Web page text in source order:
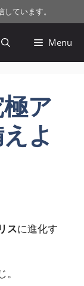
ています。
Menu
ア
よ
スに進化す